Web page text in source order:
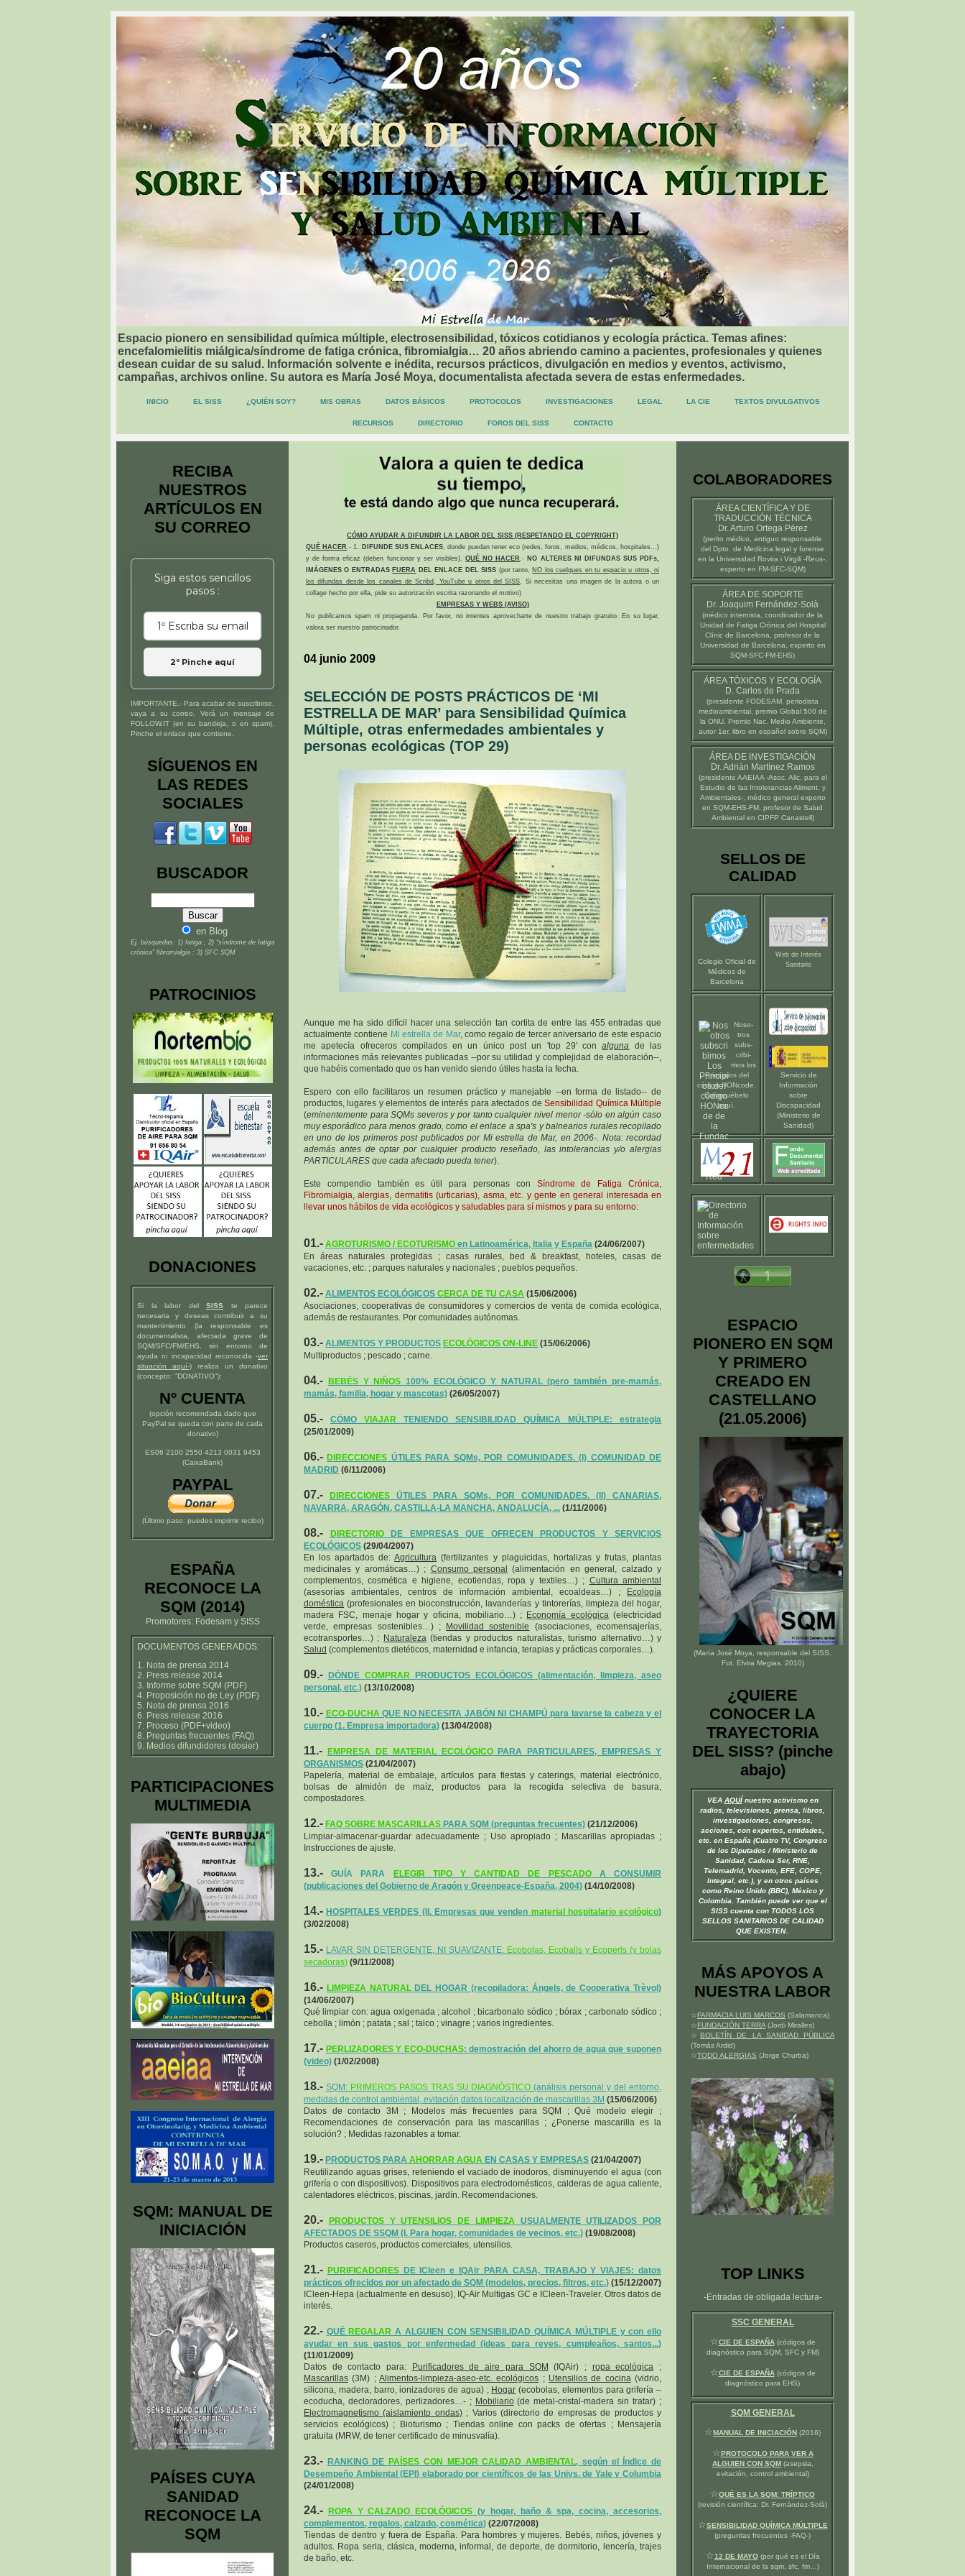
Espacio pionero en sensibilidad química múltiple, electrosensibilidad, tóxicos cotidianos y ecología práctica. Temas afines:
encefalomielitis miálgica/síndrome de fatiga crónica, fibromialgia… 20 años abriendo camino a pacientes, profesionales y quienes
desean cuidar de su salud. Información solvente e inédita, recursos prácticos, divulgación en medios y eventos, activismo,
campañas, archivos online. Su autora es María José Moya, documentalista afectada severa de estas enfermedades.
INICIO EL SISS ¿QUIÉN SOY? MIS OBRAS DATOS BÁSICOS PROTOCOLOS INVESTIGACIONES LEGAL LA CIE TEXTOS DIVULGATIVOS
RECURSOS DIRECTORIO FOROS DEL SISS CONTACTO
CÓMO AYUDAR A DIFUNDIR LA LABOR DEL SISS (RESPETANDO EL COPYRIGHT)
QUÉ HACER.- 1. DIFUNDE SUS ENLACES, donde puedan tener eco (redes, foros, medios, médicos, hospitales...)
y de forma eficaz (deben funcionar y ser visibles).QUÉ NO HACER.- NO ALTERES NI DIFUNDAS SUS PDFs,
IMÁGENES O ENTRADAS FUERA DEL ENLACE DEL SISS (por tanto, NO los cuelgues en tu espacio u otros, ni
los difundas desde los canales de Scribd, YouTube u otros del SISS. Si necesitas una imagen de la autora o un
collage hecho por ella, pide su autorización escrita razonando el motivo)
EMPRESAS Y WEBS (AVISO)
No publicamos spam ni propaganda. Por favor, no intentes aprovecharte de nuestro trabajo gratuito. En su lugar,
valora ser nuestro patrocinador.
04 junio 2009
SELECCIÓN DE POSTS PRÁCTICOS DE ‘MI
ESTRELLA DE MAR’ para Sensibilidad Química
Múltiple, otras enfermedades ambientales y
personas ecológicas (TOP 29)
Aunque me ha sido difícil hacer una selección tan cortita de entre las 455 entradas que
actualmente contiene Mi estrella de Mar, como regalo de tercer aniversario de este espacio
me apetecía ofreceros compilados en un único post un 'top 29' conalguna de las
informaciones más relevantes publicadas --por su utilidad y complejidad de elaboración--,
que habéis comentado que os han venido siendo útiles hasta la fecha.
Espero con ello facilitaros un resumen práctico y manejable --en forma de listado-- de
productos, lugares y elementos de interés para afectados deSensibilidad Química Múltiple
(eminentemente para SQMs severos y por tanto cualquier nivel menor -sólo en algún caso
muy esporádico para menos grado, como el enlace a spa's y balnearios rurales recopilado
en uno de los primeros post publicados por Mi estrella de Mar, en 2006-. Nota: recordad
además antes de optar por cualquier producto reseñado, las intolerancias y/o alergias
PARTICULARES que cada afectado pueda tener).
Este compendio también es útil para personas con Síndrome de Fatiga Crónica,
Fibromialgia, alergias, dermatitis (urticarias), asma, etc. y gente en general interesada en
llevar unos hábitos de vida ecológicos y saludables para sí mismos y para su entorno:
01.- AGROTURISMO / ECOTURISMO en Latinoamérica, Italia y España (24/06/2007)
En áreas naturales protegidas ; casas rurales, bed & breakfast, hoteles, casas de
vacaciones, etc. ; parques naturales y nacionales ; pueblos pequeños.
02.- ALIMENTOS ECOLÓGICOS CERCA DE TU CASA (15/06/2006)
Asociaciones, cooperativas de consumidores y comercios de venta de comida ecológica,
además de restaurantes. Por comunidades autónomas.
03.- ALIMENTOS Y PRODUCTOS ECOLÓGICOS ON-LINE (15/06/2006)
Multiproductos ; pescado ; carne.
04.- BEBÉS Y NIÑOS 100% ECOLÓGICO Y NATURAL (pero también pre-mamás,
mamás, familia, hogar y mascotas) (26/05/2007)
05.- CÓMO VIAJAR TENIENDO SENSIBILIDAD QUÍMICA MÚLTIPLE: estrategia
(25/01/2009)
06.- DIRECCIONES ÚTILES PARA SQMs, POR COMUNIDADES. (I) COMUNIDAD DE
MADRID (6/11/2006)
07.- DIRECCIONESÚTILES PARA SQMs, POR COMUNIDADES. (II) CANARIAS,
NAVARRA, ARAGÓN, CASTILLA-LA MANCHA, ANDALUCÍA, ... (1/11/2006)
08.- DIRECTORIO
DE EMPRESAS QUE OFRECEN PRODUCTOS Y SERVICIOS
ECOLÓGICOS (29/04/2007)
En los apartados de:Agricultura (fertilizantes y plaguicidas, hortalizas y frutas, plantas
medicinales y aromáticas…) ; Consumo personal
(alimentación en general, calzado y
complementos, cosmética e higiene, ecotiendas, ropa y textiles…) ; Cultura ambiental
(asesorías ambientales, centros de información ambiental, ecoaldeas…) ;
Ecología
doméstica (profesionales en bioconstrucción, lavanderías y tintorerías, limpieza del hogar,
madera FSC, menaje hogar y oficina, mobiliario…) ; Economía ecológica(electricidad
verde, empresas sostenibles…) ;
Movilidad sostenible
(asociaciones, ecomensajerías,
ecotransportes…) ; Naturaleza(tiendas y productos naturalistas, turismo alternativo…) y
Salud (complementos dietéticos, maternidad e infancia, terapias y prácticas corporales…).
09.- DÓNDE COMPRAR PRODUCTOS ECOLÓGICOS (alimentación, limpieza, aseo
personal, etc.) (13/10/2008)
10.- ECO-DUCHAQUE NO NECESITA JABÓN NI CHAMPÚ para lavarse la cabeza y el
cuerpo (1. Empresa importadora) (13/04/2008)
11.- EMPRESA DE MATERIAL ECOLÓGICOPARA PARTICULARES, EMPRESAS Y
ORGANISMOS (21/04/2007)
Papelería, material de embalaje, artículos para fiestas y caterings, material electrónico,
bolsas de almidón de maíz, productos para la recogida selectiva de basura,
compostadores.
12.- FAQ SOBRE MASCARILLAS PARA SQM (preguntas frecuentes) (21/12/2006)
Limpiar-almacenar-guardar adecuadamente ; Uso apropiado ; Mascarillas apropiadas ;
Instrucciones de ajuste.
13.- GUÍA PARA ELEGIR TIPO Y CANTIDAD DE PESCADOA CONSUMIR
(publicaciones del Gobierno de Aragón y Greenpeace-España, 2004) (14/10/2008)
14.- HOSPITALES VERDES (II. Empresas que venden material hospitalario ecológico)
(3/02/2008)
15.- LAVAR SIN DETERGENTE, NI SUAVIZANTE: Ecobolas, Ecoballs y Ecoperls (y bolas
secadoras) (9/11/2008)
16.- LIMPIEZANATURALDEL HOGAR (recopiladora: Ángels, de Cooperativa Trèvol)
(14/06/2007)
Qué limpiar con: agua oxigenada ; alcohol ; bicarbonato sódico ; bórax ; carbonato sódico ;
cebolla ; limón ; patata ; sal ; talco ; vinagre ; varios ingredientes.
17.- PERLIZADORES Y ECO-DUCHAS: demostración del ahorro de agua que suponen
(video) (1/02/2008)
18.- SQM:PRIMEROS PASOS TRAS SU DIAGNÓSTICO (análisis personal y del entorno,
medidas de control ambiental, evitación,datos localización de mascarillas 3M (15/06/2006)
Datos de contacto 3M ; Modelos más frecuentes para SQM ; Qué modelo elegir ;
Recomendaciones de conservación para las mascarillas ; ¿Ponerse mascarilla es la
solución? ; Medidas razonables a tomar.
19.- PRODUCTOS PARA AHORRAR AGUA EN CASAS Y EMPRESAS (21/04/2007)
Reutilizando aguas grises, reteniendo el vaciado de inodoros, disminuyendo el agua (con
grifería o con dispositivos). Dispositivos para electrodomésticos, calderas de agua caliente,
calentadores eléctricos, piscinas, jardín. Recomendaciones.
20.- PRODUCTOS Y UTENSILIOS DE LIMPIEZA USUALMENTE UTILIZADOS POR
AFECTADOS DE SSQM (I. Para hogar, comunidades de vecinos, etc.) (19/08/2008)
Productos caseros, productos comerciales, utensilios.
21.- PURIFICADORESDE ICleen e IQAir PARA CASA, TRABAJO Y VIAJES: datos
prácticos ofrecidos por un afectado de SQM (modelos, precios, filtros, etc.) (15/12/2007)
ICleen-Hepa (actualmente en desuso), IQ-Air Multigas GC e ICleen-Traveler. Otros datos de
interés.
22.- QUÉ REGALAR A ALGUIEN CON SENSIBILIDAD QUÍMICA MÚLTIPLE y con ello
ayudar en sus gastos por enfermedad (ideas para reyes, cumpleaños, santos...)
(11/01/2009)
Datos de contacto para:
Purificadores de aire para SQM (IQAir) ; ropa ecológica ;
Mascarillas (3M) ; Alimentos-limpieza-aseo-etc. ecológicos ; Utensilios de cocina(vidrio,
silicona, madera, barro, ionizadores de agua) ; Hogar (ecobolas, elementos para grifería –
ecoducha, decloradores, perlizadores…- ; Mobiliario(de metal-cristal-madera sin tratar) ;
Electromagnetismo (aislamiento ondas); Varios (directorio de empresas de productos y
servicios ecológicos) ; Bioturismo ; Tiendas online con packs de ofertas ; Mensajería
gratuita (MRW, de tener certificado de minusvalía).
23.- RANKING DE PAÍSES CON MEJOR CALIDAD AMBIENTAL, según el Índice de
Desempeño Ambiental (EPI) elaborado por científicos de las Univs. de Yale y Columbia
(24/01/2008)
24.- ROPA Y CALZADO ECOLÓGICOS (y hogar, baño & spa, cocina, accesorios,
complementos, regalos, calzado, cosmética) (22/07/2008)
Tiendas de dentro y fuera de España. Para hombres y mujeres. Bebés, niños, jóvenes y
adultos. Ropa seria, clásica, moderna, informal, de deporte, de dormitorio, lencería, trajes
de baño, etc.
RECIBA
NUESTROS
ARTÍCULOS EN
SU CORREO
Siga estos sencillos
pasos :
2º Pinche aquí
IMPORTANTE.- Para acabar de suscribirse,
vaya a su correo. Verá un mensaje de
FOLLOW.IT (en su bandeja, o en spam).
Pinche el enlace que contiene.
SÍGUENOS EN
LAS REDES
SOCIALES
BUSCADOR
en Blog
Ej. búsquedas: 1) fatiga ; 2) “síndrome de fatiga
crónica” fibromialgia ; 3) SFC SQM
PATROCINIOS
DONACIONES
Si la labor del SISS te parece
necesaria y deseas contribuir a su
mantenimiento (la responsable es
documentalista, afectada grave de
SQM/SFC/FM/EHS, sin entorno de
ayuda ni incapacidad reconocida -ver
situación aquí-) realiza un donativo
(concepto: "DONATIVO"):
Nº CUENTA
(opción recomendada dado que
PayPal se queda con parte de cada
donativo)
ES06 2100 2550 4213 0031 9453
(CaixaBank)
PAYPAL
(Último paso: puedes imprimir recibo)
ESPAÑA
RECONOCE LA
SQM (2014)
Promotores: Fodesam y SISS
DOCUMENTOS GENERADOS:
1. Nota de prensa 2014
2. Press release 2014
3. Informe sobre SQM (PDF)
4. Proposición no de Ley (PDF)
5. Nota de prensa 2016
6. Press release 2016
7. Proceso (PDF+video)
8. Preguntas frecuentes (FAQ)
9. Medios difundidores (dosier)
PARTICIPACIONES
MULTIMEDIA
SQM: MANUAL DE
INICIACIÓN
PAÍSES CUYA
SANIDAD
RECONOCE LA
SQM
COLABORADORES
ÁREA CIENTÍFICA Y DE
TRADUCCIÓN TÉCNICA
Dr. Arturo Ortega Pérez
(perito médico , antiguo responsable
del Dpto. de Medicina legal y forense
en la Universidad Rovira i Virgili -Reus-
experto en FM-SFC-SQM)
ÁREA DE SOPORTE
Dr. Joaquim Fernández-Solà
(médico internista, coordinador de la
Unidad de Fatiga Crónica del Hospital
Clínic de Barcelona , profesor de la
Universidad de Barcelona , experto en
SQM-SFC-FM-EHS)
ÁREA TÓXICOS Y ECOLOGÍA
D. Carlos de Prada
(presidente FODESAM , periodista
medioambiental, premio Global 500 de
la ONU, Premio Nac. Medio Ambiente,
autor 1er. libro en español sobre SQM)
ÁREA DE INVESTIGACIÓN
Dr. Adrián Martínez Ramos
(presidente AAEIAA-Asoc. Alic. para el
Estudio de las Intolerancias Aliment. y
Ambientales-, médico general experto
en SQM-EHS-FM, profesor de Salud
Ambiental en CIPFP Canastell)
SELLOS DE
CALIDAD
Colegio Oficial de
Médicos de
Barcelona
Web de Interés
Sanitario
Noso-
tros
subs-
cribi-
mos los
Principios del
código HONcode
Compruébelo
aquí
Servicio de
Información
sobre
Discapacidad
(Ministerio de
Sanidad)
ESPACIO
PIONERO EN SQM
Y PRIMERO
CREADO EN
CASTELLANO
(21.05.2006)
(María José Moya, responsable del SISS
Fot. Elvira Megias. 2010)
¿QUIERE
CONOCER LA
TRAYECTORIA
DEL SISS? (pinche
abajo)
VEA AQUÍnuestro activismo en
radios, televisiones, prensa, libros,
investigaciones, congresos,
acciones, con expertos, entidades,
etc. en España (Cuatro TV, Congreso
de los Diputados / Ministerio de
Sanidad, Cadena Ser, RNE,
Telemadrid, Vocento, EFE, COPE,
Integral, etc.), y en otros países
como Reino Unido (BBC), México y
Colombia. También puede ver que el
SISS cuenta con TODOS LOS
SELLOS SANITARIOS DE CALIDAD
QUE EXISTEN.
MÁS APOYOS A
NUESTRA LABOR
☆FARMACIA LUIS MARCOS (Salamanca)
☆FUNDACIÓN TERRA (Jordi Miralles)
☆ BOLETÍN DE LA SANIDAD PÚBLICA
(Tomás Ardid)
☆TODO ALERGIAS (Jorge Churba)
TOP LINKS
-Entradas de obligada lectura-
SSC GENERAL
☆CIE DE ESPAÑA(códigos de
diagnóstico para SQM, SFC y FM)
☆CIE DE ESPAÑA(códigos de
diagnóstico para EHS)
SQM GENERAL
☆MANUAL DE INICIACIÓN (2016)
☆PROTOCOLO PARA VER A
ALGUIEN CON SQM(asepsia,
evitación, control ambiental)
☆QUÉ ES LA SQM: TRÍPTICO
(revisión científica: Dr. Fernández-Solà)
☆SENSIBILIDAD QUÍMICA MÚLTIPLE
(preguntas frecuentes -FAQ-)
☆12 DE MAYO(por qué es el Día
Internacional de la sqm, sfc, fm…)